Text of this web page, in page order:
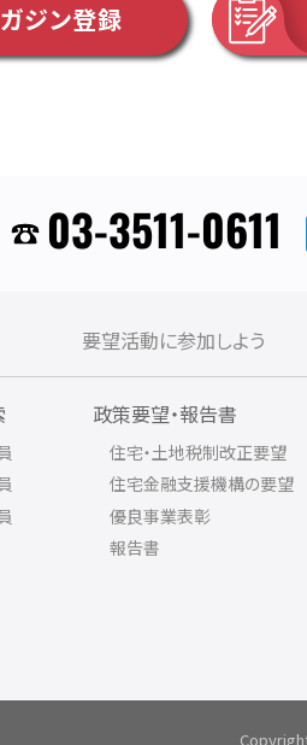
ジン登録
03-3511-0611
要望活動に参加しよう
政策要望・報告書
住宅・土地税制改正要望
住宅金融支援機構の要望
優良事業表彰
報告書